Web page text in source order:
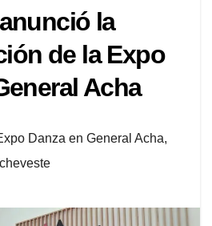
la
de la Expo
Acha
Danza en General Acha,